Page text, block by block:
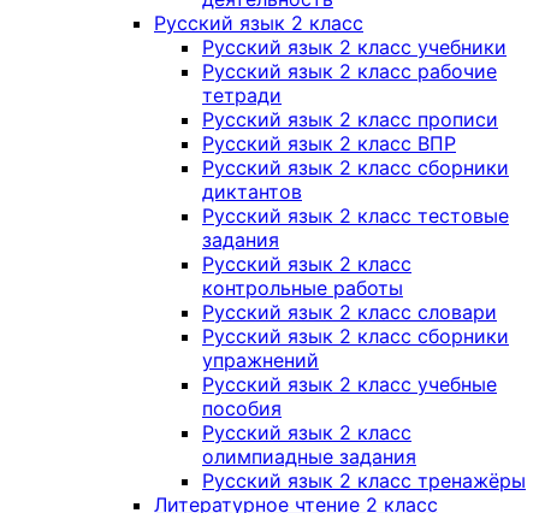
Русский язык 2 класс
Русский язык 2 класс учебники
Русский язык 2 класс рабочие
тетради
Русский язык 2 класс прописи
Русский язык 2 класс ВПР
Русский язык 2 класс сборники
диктантов
Русский язык 2 класс тестовые
задания
Русский язык 2 класс
контрольные работы
Русский язык 2 класс словари
Русский язык 2 класс сборники
упражнений
Русский язык 2 класс учебные
пособия
Русский язык 2 класс
олимпиадные задания
Русский язык 2 класс тренажёры
Литературное чтение 2 класс